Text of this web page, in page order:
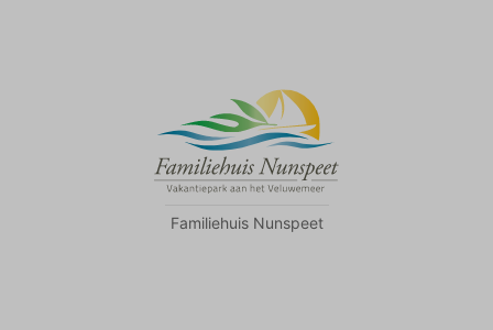
Familiehuis Nunspeet